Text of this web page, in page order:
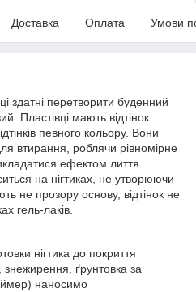
Доставка Оплата Умови
здатні перетворити буденний
Пластівці мають відтінок
певного кольору. Вони
втирання, роблячи рівномірне
ефектом лиття
на нігтиках, не утворюючи
не прозору основу, відтінок не
гель-лаків.
нігтика до покриття
ґрунтовка за
наносимо